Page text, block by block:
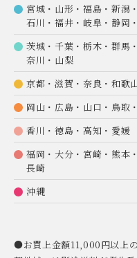
宮城・山形・福島・新潟
石川・福井・岐阜・静岡
茨城・千葉・栃木・群馬
奈川・山梨
京都・滋賀・奈良・和歌
岡山・広島・山口・鳥取
香川・徳島・高知・愛媛
福岡・大分・宮崎・熊本
長崎
沖縄
●お買上金額11,000円以上